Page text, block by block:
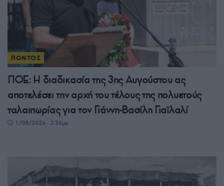
ΠΟΝΤΟΣ
ΠΟΕ: Η διαδικασία της 3ης Αυγούστου ας
αποτελέσει την αρχή του τέλους της πολυετούς
ταλαιπωρίας για τον Γιάννη-Βασίλη Γιαϊλαλί
1/08/2026 - 2:36μμ